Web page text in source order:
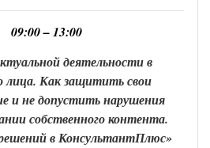
09:00 –13:00
деятельности в
лица. Как защитить свои
и не допустить нарушения
собственного контента.
в КонсультантПлюс»